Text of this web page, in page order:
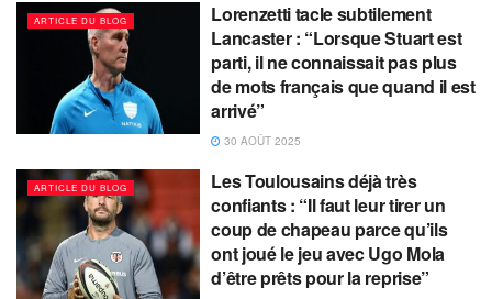
ARTICLE DU BLOG
Lorenzetti tacle subtilement
Lancaster : “Lorsque Stuart est
parti, il ne connaissait pas plus
de mots français que quand il est
arrivé”
30 AOÛT 2025
ARTICLE DU BLOG
Les Toulousains déjà très
confiants : “Il faut leur tirer un
coup de chapeau parce qu’ils
ont joué le jeu avec Ugo Mola
d’être prêts pour la reprise”